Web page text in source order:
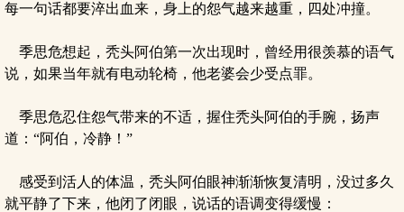
每一句话都要淬出血来，身上的怨气越来越重，四处冲撞。
季思危想起，秃头阿伯第一次出现时，曾经用很羡慕的语气
说，如果当年就有电动轮椅，他老婆会少受点罪。
季思危忍住怨气带来的不适，握住秃头阿伯的手腕，扬声
道：“阿伯，冷静！”
感受到活人的体温，秃头阿伯眼神渐渐恢复清明，没过多久
就平静了下来，他闭了闭眼，说话的语调变得缓慢：